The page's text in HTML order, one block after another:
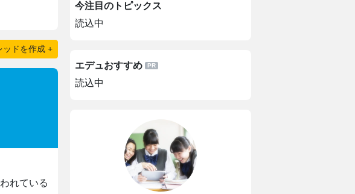
ッドを作成 +
れている
今注目のトピックス
読込中
エデュおすすめ
読込中